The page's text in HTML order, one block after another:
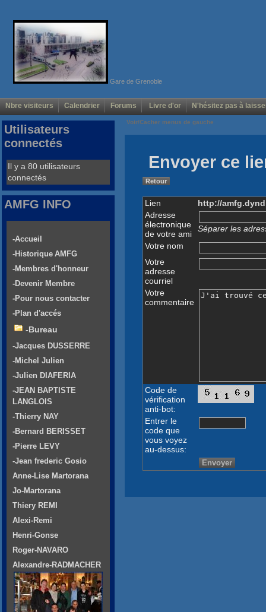
Gare de Grenoble
Nbre visiteurs Calendrier Forums Livre d'or N'hésitez pas à
Voir/Cacher menus de gauche
Envoyer ce
Retour
Lien
http://
Adresse
électronique
de votre ami
Séparer les
Votre nom
Votre
adresse
courriel
Votre
commentaire
Code de
vérification
anti-bot:
Entrer le
code que
vous voyez
au-dessus:
Utilisateurs
connectés
Il y a 80 utilisateurs
connectés
AMFG INFO
-Accueil
-Historique AMFG
-Membres d'honneur
-Devenir Membre
-Pour nous contacter
-Plan d'accés
-Bureau
-Jacques DUSSERRE
-Michel Julien
-Julien DIAFERIA
-JEAN BAPTISTE
LANGLOIS
-Thierry NAY
-Bernard BERISSET
-Pierre LEVY
-Jean frederic Gosio
Anne-Lise Martorana
Jo-Martorana
Thiery REMI
Alexi-Remi
Henri-Gonse
Roger-NAVARO
Alexandre-RADMACHER